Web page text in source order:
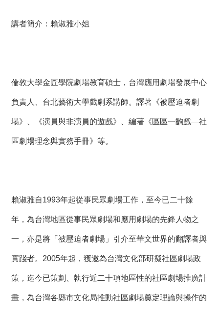
講者簡介：賴淑雅小姐
倫敦大學金匠學院劇場教育碩士，台灣應用劇場發展中心
負責人、台北藝術大學戲劇系講師。譯著《被壓迫者劇
場》、《演員與非演員的遊戲》、編著《區區一齣戲—社
區劇場理念與實務手冊》等。
賴淑雅自1993年起從事民眾劇場工作，至今已二十餘
年，為台灣地區從事民眾劇場和應用劇場的先鋒人物之
一，亦是將「被壓迫者劇場」引介至華文世界的翻譯者與
實踐者。2005年起，獲邀為台灣文化部研擬社區劇場政
策，迄今已策劃、執行近二十項地區性的社區劇場推廣計
畫，為台灣各縣市文化局推動社區劇場奠定理論與操作的